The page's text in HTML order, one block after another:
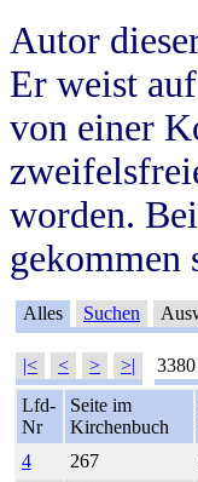
Autor
Er weist
von einer
worden.
gekommen
Alles Suchen
|< < > >|
Lfd-
Nr
Seite im
Kirchenbuch
4
267